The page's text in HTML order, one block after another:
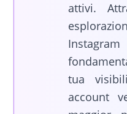
attivi.
tua
account